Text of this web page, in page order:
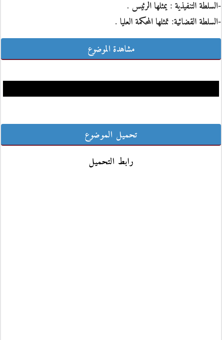
-السلطة التنفيذية : يمثلها الرئيس .
-السلطة القضائية: تمثلها المحكمة العليا .
مشاهدة الموضوع
تحميل الموضوع
رابط التحميل